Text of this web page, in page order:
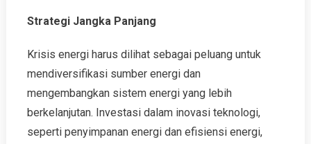
Strategi Jangka Panjang
Krisis energi harus dilihat sebagai peluang untuk
mendiversifikasi sumber energi dan
mengembangkan sistem energi yang lebih
berkelanjutan. Investasi dalam inovasi teknologi,
seperti penyimpanan energi dan efisiensi energi,